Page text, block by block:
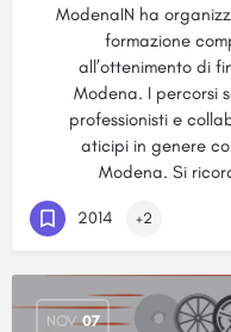
ModenaIN ha
formazione
all’ottenimento di
Modena. I percorsi
professionisti e
aticipi in genere
Modena. Si
2014 +2
NOV 07